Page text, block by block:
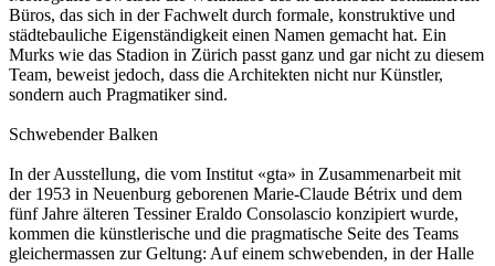
Büros, das sich in der Fachwelt durch formale, konstruktive und
städtebauliche Eigenständigkeit einen Namen gemacht hat. Ein
Murks wie das Stadion in Zürich passt ganz und gar nicht zu diesem
Team, beweist jedoch, dass die Architekten nicht nur Künstler,
sondern auch Pragmatiker sind.
Schwebender Balken
In der Ausstellung, die vom Institut «gta» in Zusammenarbeit mit
der 1953 in Neuenburg geborenen Marie-Claude Bétrix und dem
fünf Jahre älteren Tessiner Eraldo Consolascio konzipiert wurde,
kommen die künstlerische und die pragmatische Seite des Teams
gleichermassen zur Geltung: Auf einem schwebenden, in der Halle